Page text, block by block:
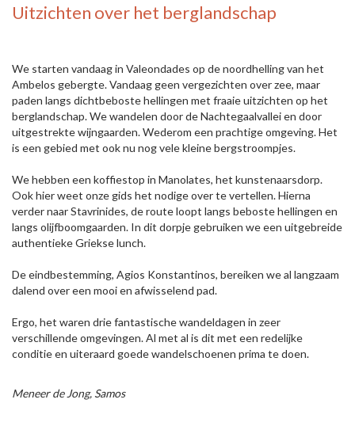
Uitzichten over het berglandschap
We starten vandaag in Valeondades op de noordhelling van het
Ambelos gebergte. Vandaag geen vergezichten over zee, maar
paden langs dichtbeboste hellingen met fraaie uitzichten op het
berglandschap. We wandelen door de Nachtegaalvallei en door
uitgestrekte wijngaarden. Wederom een prachtige omgeving. Het
is een gebied met ook nu nog vele kleine bergstroompjes.
We hebben een koffiestop in Manolates, het kunstenaarsdorp.
Ook hier weet onze gids het nodige over te vertellen. Hierna
verder naar Stavrinides, de route loopt langs beboste hellingen en
langs olijfboomgaarden. In dit dorpje gebruiken we een uitgebreide
authentieke Griekse lunch.
De eindbestemming, Agios Konstantinos, bereiken we al langzaam
dalend over een mooi en afwisselend pad.
Ergo, het waren drie fantastische wandeldagen in zeer
verschillende omgevingen. Al met al is dit met een redelijke
conditie en uiteraard goede wandelschoenen prima te doen.
Meneer de Jong, Samos